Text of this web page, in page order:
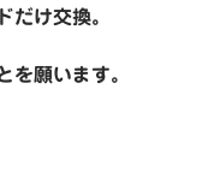
だけ交換。
を願います。